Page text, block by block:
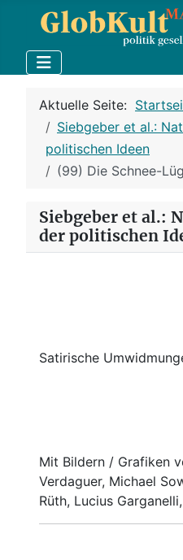
Aktuelle Seite:
Siebgeber et al.:
politischen Ideen
(99) Die Schnee-
Siebgeber et al.:
der politischen
Satirische
Mit Bildern / Grafiken
Verdaguer, Michael
Rüth, Lucius